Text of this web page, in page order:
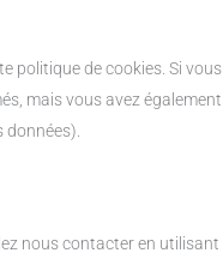
politique de cookies. Si vous
mais vous avez également
nous contacter en utilisant